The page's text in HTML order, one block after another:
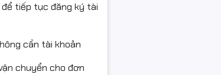
khi vận chuyển.
hàng để được hỗ
tiếp tục đăng ký tài
cần tài khoản
chuyển cho đơn